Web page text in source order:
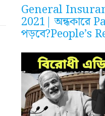
General
2021| অন্ধকারে
পড়বে?People’s